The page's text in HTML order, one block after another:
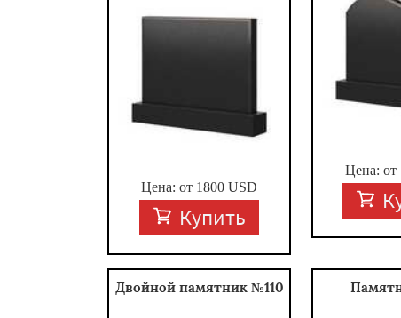
Цена: от 1800 USD
Купить
Цена: от
Двойной памятник №110